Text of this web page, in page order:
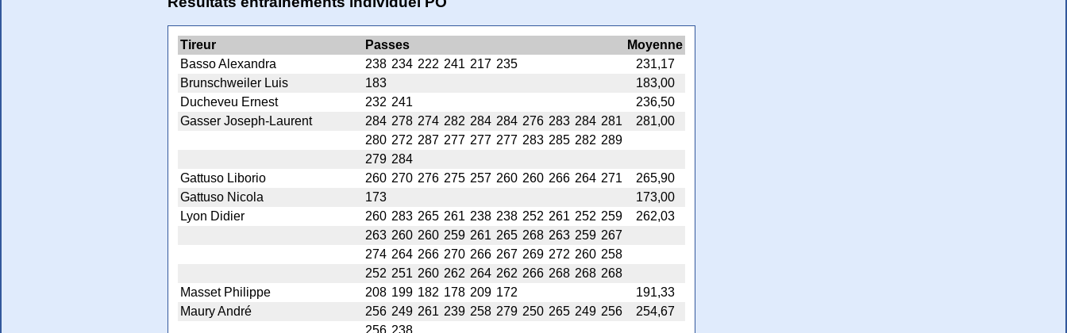
Tireur Passes
Moyenne
Basso Alexandra
238 234 222 241 217 235
231,17
Brunschweiler Luis
183
183,00
Ducheveu Ernest
232 241
236,50
Gasser Joseph-Laurent
284 278 274 282 284 284 276 283 284 281
281,00
280 272 287 277 277 277 283 285 282 289
279 284
Gattuso Liborio
260 270 276 275 257 260 260 266 264 271
265,90
Gattuso Nicola
173
173,00
Lyon Didier
260 283 265 261 238 238 252 261 252 259
262,03
263 260 260 259 261 265 268 263 259 267
274 264 266 270 266 267 269 272 260 258
252 251 260 262 264 262 266 268 268 268
Masset Philippe
208 199 182 178 209 172
191,33
Maury André
256 249 261 239 258 279 250 265 249 256
254,67